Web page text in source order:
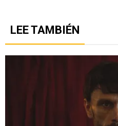
LEE TAMBIÉN